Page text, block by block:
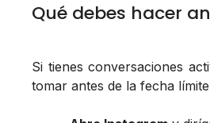
Qué debes hacer
Si tienes conversaciones
tomar antes de la fecha